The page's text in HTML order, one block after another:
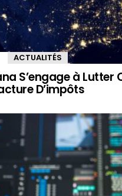
ACTUALITÉS
S’engage à Lutter
D’impôts